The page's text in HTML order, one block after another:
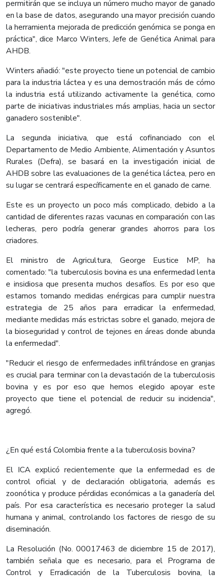
permitirán que se incluya un número mucho mayor de ganado
en la base de datos, asegurando una mayor precisión cuando
la herramienta mejorada de predicción genómica se ponga en
práctica", dice Marco Winters, Jefe de Genética Animal para
AHDB.
Winters añadió: "este proyecto tiene un potencial de cambio
para la industria láctea y es una demostración más de cómo
la industria está utilizando activamente la genética, como
parte de iniciativas industriales más amplias, hacia un sector
ganadero sostenible".
La segunda iniciativa, que está cofinanciado con el
Departamento de Medio Ambiente, Alimentación y Asuntos
Rurales (Defra), se basará en la investigación inicial de
AHDB sobre las evaluaciones de la genética láctea, pero en
su lugar se centrará específicamente en el ganado de carne.
Este es un proyecto un poco más complicado, debido a la
cantidad de diferentes razas vacunas en comparación con las
lecheras, pero podría generar grandes ahorros para los
criadores.
El ministro de Agricultura, George Eustice MP, ha
comentado: "la tuberculosis bovina es una enfermedad lenta
e insidiosa que presenta muchos desafíos. Es por eso que
estamos tomando medidas enérgicas para cumplir nuestra
estrategia de 25 años para erradicar la enfermedad,
mediante medidas más estrictas sobre el ganado, mejora de
la bioseguridad y control de tejones en áreas donde abunda
la enfermedad".
"Reducir el riesgo de enfermedades infiltrándose en granjas
es crucial para terminar con la devastación de la tuberculosis
bovina y es por eso que hemos elegido apoyar este
proyecto que tiene el potencial de reducir su incidencia",
agregó.
¿En qué está Colombia frente a la tuberculosis bovina?
El ICA explicó recientemente que la enfermedad es de
control oficial y de declaración obligatoria, además es
zoonótica y produce pérdidas económicas a la ganadería del
país. Por esa característica es necesario proteger la salud
humana y animal, controlando los factores de riesgo de su
diseminación.
La Resolución (No. 00017463 de diciembre 15 de 2017),
también señala que es necesario, para el Programa de
Control y Erradicación de la Tuberculosis bovina, la